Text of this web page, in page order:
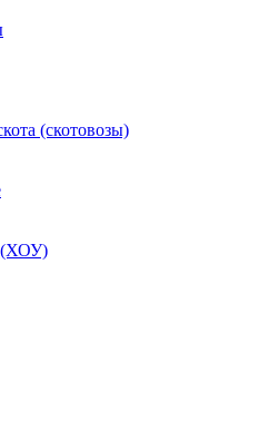
(скотовозы)
(ХОУ)